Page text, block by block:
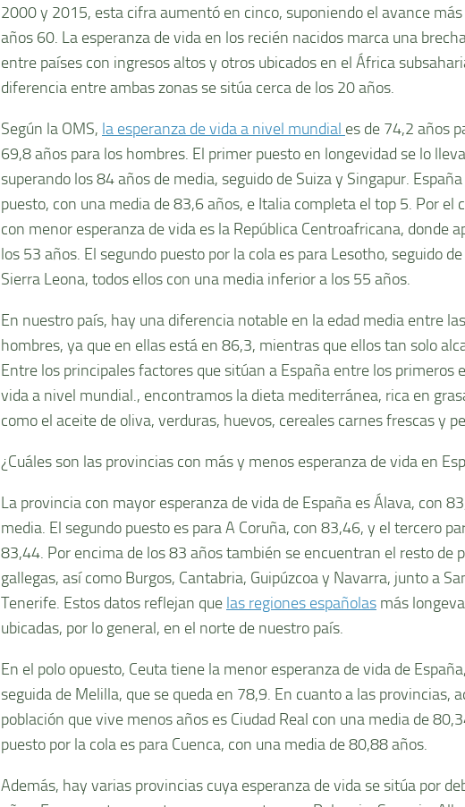
2000 y 2015, esta cifra aumentó en cinco, suponiendo el avance más
años 60. La esperanza de vida en los recién nacidos marca una
entre países con ingresos altos y otros ubicados en el África
diferencia entre ambas zonas se sitúa cerca de los 20 años.
Según la OMS, la esperanza de vida a nivel mundial es de 74,2 años
69,8 años para los hombres. El primer puesto en longevidad se lo
superando los 84 años de media, seguido de Suiza y Singapur.
puesto, con una media de 83,6 años, e Italia completa el top 5. Por el
con menor esperanza de vida es la República Centroafricana, donde
los 53 años. El segundo puesto por la cola es para Lesotho, seguido
Sierra Leona, todos ellos con una media inferior a los 55 años.
En nuestro país, hay una diferencia notable en la edad media entre
hombres, ya que en ellas está en 86,3, mientras que ellos tan solo
Entre los principales factores que sitúan a España entre los primeros
vida a nivel mundial., encontramos la dieta mediterránea, rica en
como el aceite de oliva, verduras, huevos, cereales carnes frescas y
¿Cuáles son las provincias con más y menos esperanza de vida en
La provincia con mayor esperanza de vida de España es Álava, con
media. El segundo puesto es para A Coruña, con 83,46, y el tercero
83,44. Por encima de los 83 años también se encuentran el resto de
gallegas, así como Burgos, Cantabria, Guipúzcoa y Navarra, junto a
Tenerife. Estos datos reflejan que las regiones españolas más
ubicadas, por lo general, en el norte de nuestro país.
En el polo opuesto, Ceuta tiene la menor esperanza de vida de
seguida de Melilla, que se queda en 78,9. En cuanto a las provincias,
población que vive menos años es Ciudad Real con una media de
puesto por la cola es para Cuenca, con una media de 80,88 años.
Además, hay varias provincias cuya esperanza de vida se sitúa por